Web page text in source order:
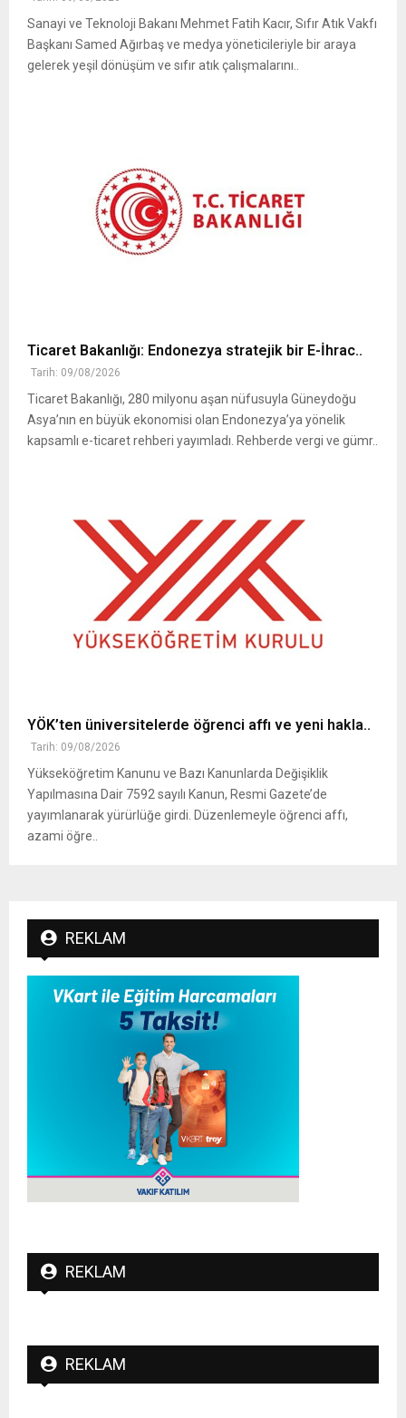
Sanayi ve Teknoloji Bakanı Mehmet Fatih Kacır, Sıfır Atık Vakfı
Başkanı Samed Ağırbaş ve medya yöneticileriyle bir araya
gelerek yeşil dönüşüm ve sıfır atık çalışmalarını..
Ticaret Bakanlığı: Endonezya stratejik bir E-İhrac..
Tarih: 09/08/2026
Ticaret Bakanlığı, 280 milyonu aşan nüfusuyla Güneydoğu
Asya’nın en büyük ekonomisi olan Endonezya’ya yönelik
kapsamlı e-ticaret rehberi yayımladı. Rehberde vergi ve gümr..
YÖK’ten üniversitelerde öğrenci affı ve yeni hakla..
Tarih: 09/08/2026
Yükseköğretim Kanunu ve Bazı Kanunlarda Değişiklik
Yapılmasına Dair 7592 sayılı Kanun, Resmi Gazete’de
yayımlanarak yürürlüğe girdi. Düzenlemeyle öğrenci affı,
azami öğre..
REKLAM
REKLAM
REKLAM